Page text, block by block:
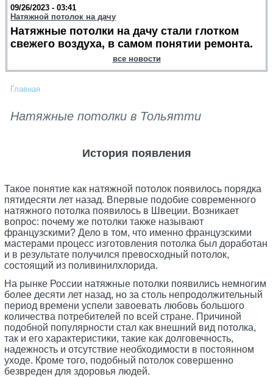
09/26/2023 - 03:41
Натяжной потолок на дачу
Натяжные потолки на дачу стали глотком
свежего воздуха, в самом понятии ремонта.
все новости
Главная
Натяжные потолки в Тольятти
История появления
Такое понятие как натяжной потолок появилось порядка
пятидесяти лет назад. Впервые подобие современного
натяжного потолка появилось в Швеции. Возникает
вопрос: почему же потолки также называют
французскими? Дело в том, что именно французскими
мастерами процесс изготовления потолка был доработан
и в результате получился превосходный потолок,
состоящий из поливинилхлорида.
На рынке России натяжные потолки появились немногим
более десяти лет назад, но за столь непродолжительный
период времени успели завоевать любовь большого
количества потребителей по всей стране. Причиной
подобной популярности стал как внешний вид потолка,
так и его характеристики, такие как долговечность,
надежность и отсутствие необходимости в постоянном
уходе. Кроме того, подобный потолок совершенно
безвреден для здоровья людей.